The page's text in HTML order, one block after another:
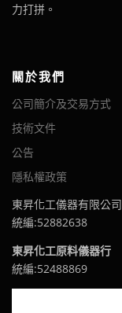
力打拼。
關於我們
公司簡介及交易方式
技術文件
公告
隱私權政策
東昇化工儀器有限公司
統編:52882638
東昇化工原料儀器行
統編:52488869